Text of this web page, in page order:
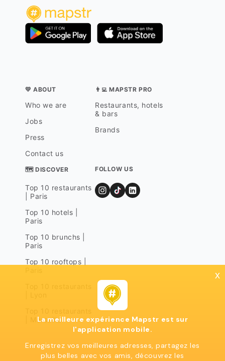
💛 ABOUT
Who we are
Jobs
Press
Contact us
👨‍💻 MAPSTR PRO
Restaurants, hotels
& bars
Brands
🗺 DISCOVER
Top 10 restaurants
| Paris
Top 10 hotels |
Paris
Top 10 brunchs |
Paris
Top 10 rooftops |
| Marseille
FOLLOW US
x
La meilleure expérience Mapstr est sur
l'application mobile.
Enregistrez vos meilleures adresses, partagez les
plus belles avec vos amis, découvrez les